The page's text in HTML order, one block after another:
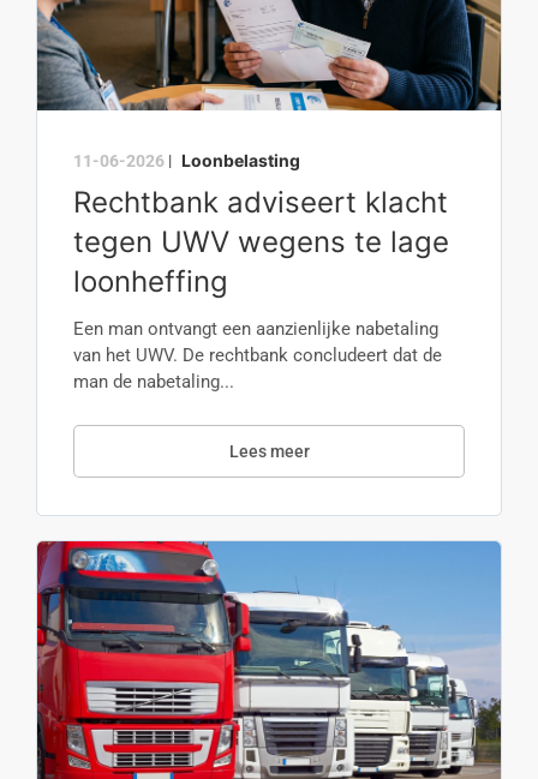
11-06-2026 | Loonbelasting
Rechtbank adviseert klacht
tegen UWV wegens te lage
loonheffing
Een man ontvangt een aanzienlijke nabetaling
van het UWV. De rechtbank concludeert dat de
man de nabetaling...
Lees meer